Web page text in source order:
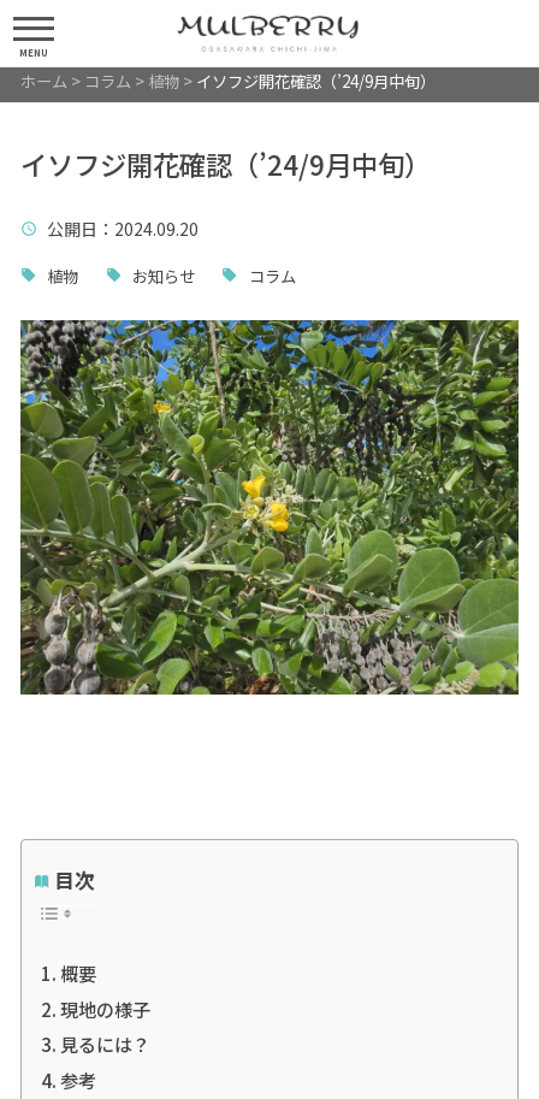
MENU
ホーム > コラム > 植物> イソフジ開花確認（’24/9月中旬）
イソフジ開花確認（’24/9月中旬）
公開日 ：2024.09.20
植物 お知らせ コラム
目次
概要
現地の様子
見るには？
参考